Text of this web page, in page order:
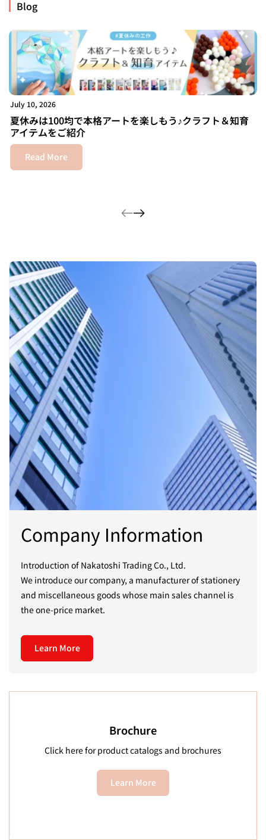
Blog
July 10, 2026
夏休みは100均で本格アートを楽しもう♪クラフト＆知育
アイテムをご紹介
Read More
Company Information
Introduction of Nakatoshi Trading Co., Ltd.
We introduce our company, a manufacturer of stationery
and miscellaneous goods whose main sales channel is
the one-price market.
Learn More
Brochure
Click here for product catalogs and brochures
Learn More